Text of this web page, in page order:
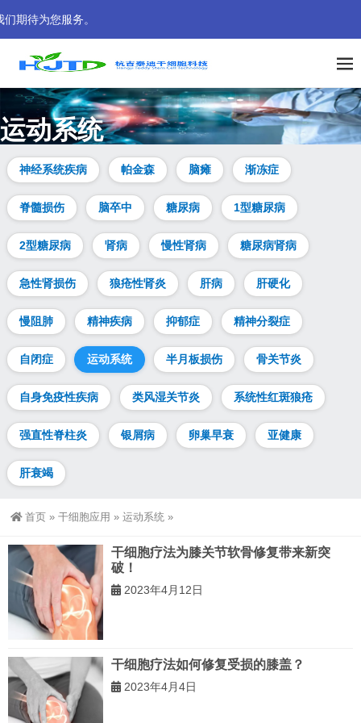
期待为您服务。
运动系统
干细胞移植至骨骼系统（运动损伤）后，可分化为健康骨细胞、
成骨细胞等骨组织所需细胞，同时刺激肌肉与骨细胞生长，减轻
力。
神经系统疾病 帕金森 脑瘫 渐冻症
脊髓损伤 脑卒中 糖尿病 1型糖尿病
2型糖尿病 肾病 慢性肾病 糖尿病肾病
急性肾损伤 狼疮性肾炎 肝病 肝硬化
慢阻肺 精神疾病 抑郁症 精神分裂症
自闭症 运动系统 半月板损伤 骨关节炎
自身免疫性疾病 类风湿关节炎 系统性红斑狼疮
强直性脊柱炎 银屑病 卵巢早衰 亚健康
肝衰竭
首页 » 干细胞应用 » 运动系统 »
干细胞疗法为膝关节软骨修复带来新突
破！
2023年4月12日
干细胞疗法如何修复受损的膝盖？
2023年4月4日